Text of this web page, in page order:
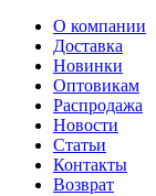
О компании
Доставка
Новинки
Оптовикам
Распродажа
Новости
Статьи
Контакты
Возврат